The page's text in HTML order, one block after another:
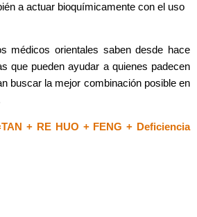
a actuar bioquímicamente con el uso
médicos orientales saben desde hace
que pueden ayudar a quienes padecen
buscar la mejor combinación posible en
+ RE HUO + FENG + Deficiencia